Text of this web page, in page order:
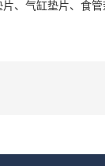
、气缸垫片、食管